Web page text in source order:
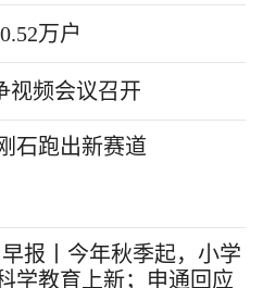
万户
视频会议召开
石跑出新赛道
早报丨今年秋季起，小学
学教育上新；申通回应